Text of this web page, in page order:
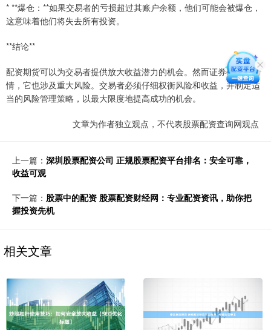
* **爆仓：**如果交易者的亏损超过其账户余额，他们可能会被爆仓，
这意味着他们将失去所有投资。
**结论**
配资期货可以为交易者提供放大收益潜力的机会。然而证券etf股票行
情，它也涉及重大风险。交易者必须仔细权衡风险和收益，并制定适
当的风险管理策略，以最大限度地提高成功的机会。
文章为作者独立观点，不代表股票配资查询网观点
上一篇： 深圳股票配资公司 正规股票配资平台排名：安全可靠，
收益可观
下一篇： 股票中的配资 股票配资财经网：专业配资资讯，助你把
握投资先机
相关文章